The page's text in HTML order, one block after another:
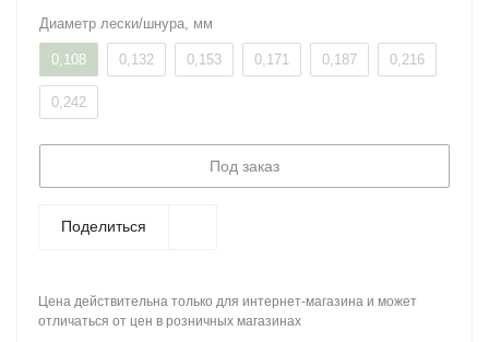
Диаметр лески/шнура, мм
0,108 0,132 0,153 0,171 0,187 0,216
0,242
Под заказ
Поделиться
Цена действительна только для интернет-магазина и может
отличаться от цен в розничных магазинах